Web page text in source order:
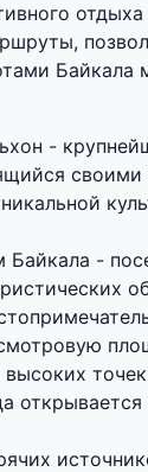
отдыха
Байкала
-
Байкала -